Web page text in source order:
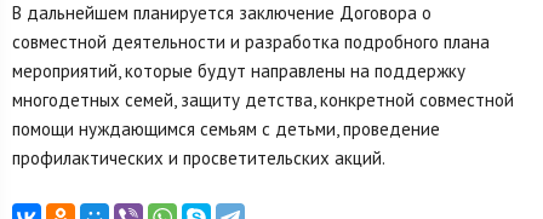
В дальнейшем планируется заключение Договора о
совместной деятельности и разработка подробного плана
мероприятий, которые будут направлены на поддержку
многодетных семей, защиту детства, конкретной совместной
помощи нуждающимся семьям с детьми, проведение
профилактических и просветительских акций.